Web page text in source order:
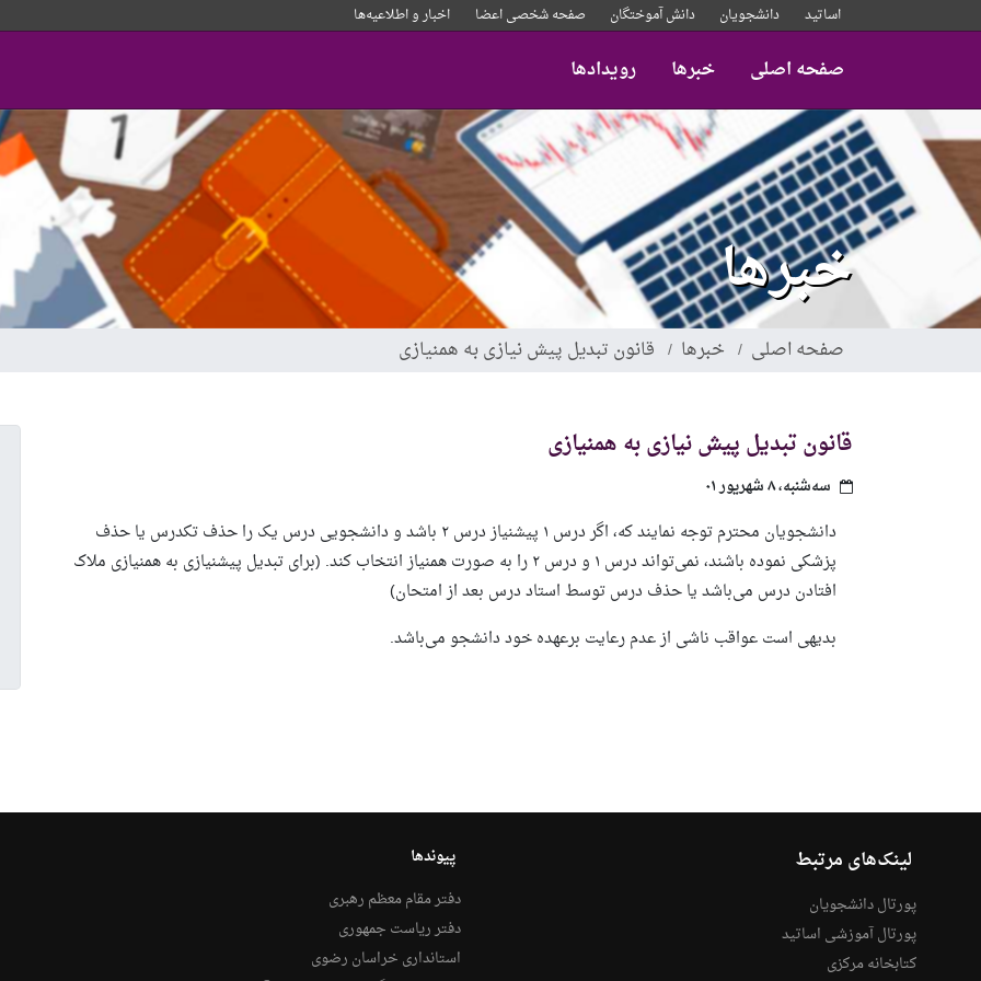
به
اساتید دانشجویان دانش آموختگان صفحه شخصی اعضا اخبار و‌ اطلاعیه‌ها
صفحه اصلی خبرها رویدادها
خبرها
صفحه اصلی خبرها قانون تبدیل پیش نیازی به همنیازی
قانون تبدیل پیش نیازی به همنیازی
سه‌شنبه، ۸ شهریور ۰۱
دانشجویان محترم توجه نمایند که، اگر درس ۱ پیشنیاز درس ۲ باشد و دانشجویی درس یک را حذف تکدرس یا حذف
پزشکی نموده باشند، نمی‌تواند درس ۱ و درس ۲ را به صورت همنیاز انتخاب کند. (برای تبدیل پیشنیازی به همنیازی ملاک
افتادن درس می‌باشد یا حذف درس توسط استاد درس بعد از امتحان)
بدیهی است عواقب ناشی از عدم رعایت برعهده خود دانشجو می‌باشد.
لینک‌های مرتبط
پورتال دانشجویان
پورتال آموزشی اساتید
کتابخانه مرکزی
پیوندها
دفتر مقام معظم رهبری
دفتر ریاست جمهوری
استانداری خراسان رضوی